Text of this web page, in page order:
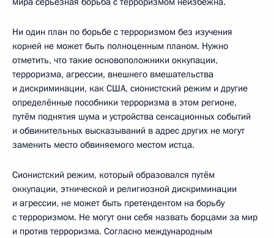
Ни один план по борьбе с терроризмом без изучения
корней не может быть полноценным планом. Нужно
отметить, что такие основоположники оккупации,
терроризма, агрессии, внешнего вмешательства
и дискриминации, как США, сионистский режим и другие
определённые пособники терроризма в этом регионе,
путём поднятия шума и устройства сенсационных событий
и обвинительных высказываний в адрес других не могут
заменить место обвиняемого местом истца.
Сионистский режим, который образовался путём
оккупации, этнической и религиозной дискриминации
и агрессии, не может быть претендентом на борьбу
с терроризмом. Не могут они себя назвать борцами за мир
и против терроризма. Согласно международным